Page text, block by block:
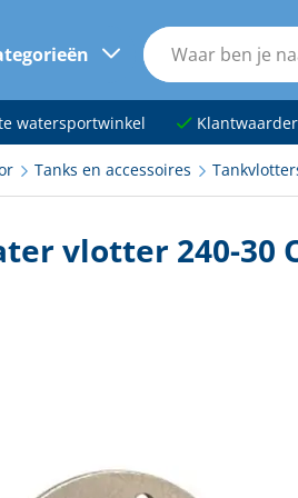
watersportwinkel
Tanks en accessoires
vlotter 240-30